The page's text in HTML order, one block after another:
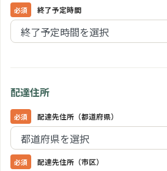
終了予定時間
配達住所
配達先住所（都道府県）
配達先住所（市区）